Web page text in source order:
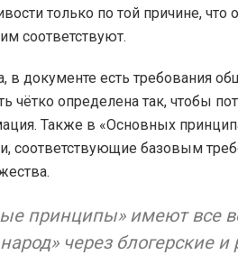
только по той причине, что
соответствуют.
в документе есть требования
чётко определена так, чтобы
Также в «Основных
соответствующие базовым
принципы» имеют все
через блогерские